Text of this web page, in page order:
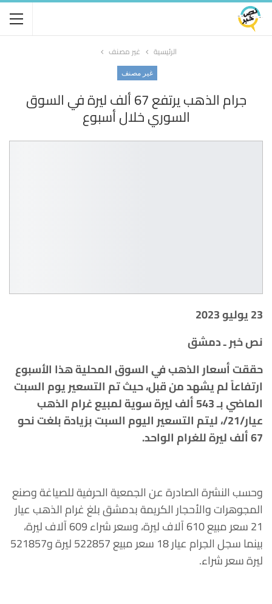
الرئيسية غير مصنف
غير مصنف
جرام الذهب يرتفع 67 ألف ليرة في السوق
السوري خلال أسبوع
23 يوليو 2023
نص خبر ـ دمشق
حققت أسعار الذهب في السوق المحلية هذا الأسبوع
ارتفاعاً لم يشهد من قبل، حيث تم التسعير يوم السبت
الماضي بـ 543 ألف ليرة سوية لمبيع غرام الذهب
عيار/21/، ليتم التسعير اليوم السبت بزيادة بلغت نحو
67 ألف ليرة للغرام الواحد.
وحسب النشرة الصادرة عن الجمعية الحرفية للصياغة وصنع
المجوهرات والأحجار الكريمة بدمشق بلغ غرام الذهب عيار
21 سعر مبيع 610 آلاف ليرة، وسعر شراء 609 آلاف ليرة،
بينما سجل الجرام عيار 18 سعر مبيع 522857 ليرة و521857
ليرة سعر شراء.